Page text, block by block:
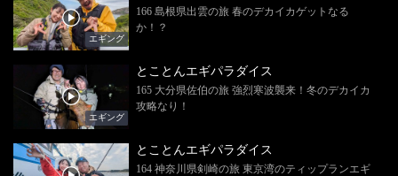
エギング
166 島根県出雲の旅 春のデカイカゲットなる
か！？
エギング
とことんエギパラダイス
165 大分県佐伯の旅 強烈寒波襲来！冬のデカイカ
攻略なり！
とことんエギパラダイス
164 神奈川県剣崎の旅 東京湾のティップランエギ